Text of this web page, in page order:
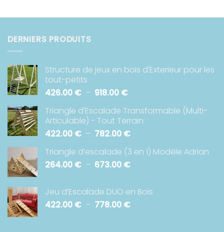
383.00 €
DERNIERS PRODUITS
Structure de jeux en bois d'Exterieur pour les
tout-petits
426.00 € – 918.00 €Plage
prix :
426.00 €
à
918.00 €
Triangle d'Escalade Transformable (Multi-
Articulable) - Tout Terrain
422.00 € – 782.00 €Plage
prix :
422.00 €
782.00 €
Triangle d’escalade (3 en 1) Modèle Adrian
264.00 € – 673.00 €Plage
264.00 €
à
Jeu d’Escalade DUO en Bois
422.00 € – 778.00 €Plage